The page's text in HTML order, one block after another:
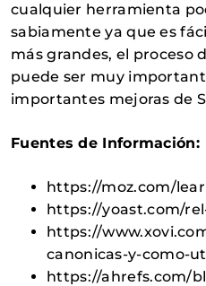
cualquier herramienta
sabiamente ya que es
más grandes, el proceso
puede ser muy
importantes mejoras de
Fuentes de Información:
https://moz.com/
https://yoast.com/
https://
canonicas-y-como-
https://ahrefs.com/